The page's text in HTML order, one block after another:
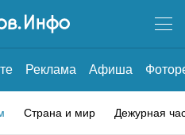
Реклама Афиша
Страна и мир Дежурная